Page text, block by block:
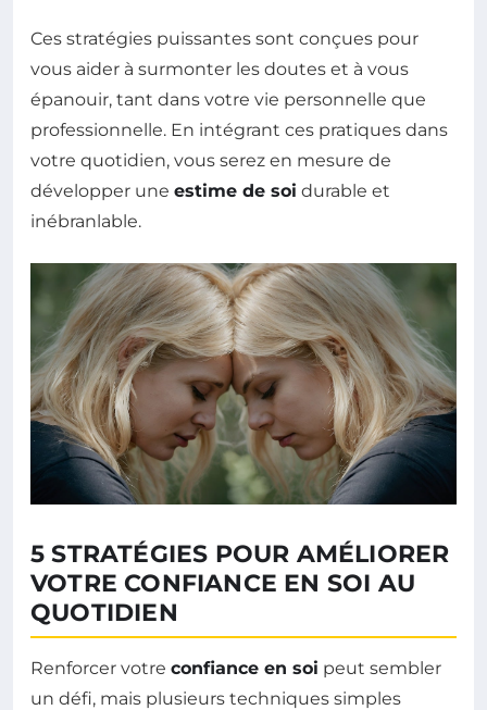
Ces stratégies puissantes sont conçues pour
vous aider à surmonter les doutes et à vous
épanouir, tant dans votre vie personnelle que
professionnelle. En intégrant ces pratiques dans
votre quotidien, vous serez en mesure de
développer une estime de soi durable et
inébranlable.
5 STRATÉGIES POUR AMÉLIORER
VOTRE CONFIANCE EN SOI AU
QUOTIDIEN
Renforcer votre confiance en soi peut sembler
un défi, mais plusieurs techniques simples